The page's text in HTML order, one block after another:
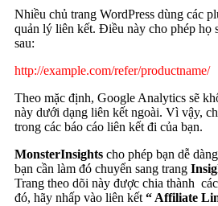
Nhiều chủ trang WordPress dùng các
quản lý liên kết. Điều này cho phép họ
sau:
http://example.com/refer/productname/
Theo mặc định, Google Analytics sẽ
này dưới dạng liên kết ngoài. Vì vậy,
trong các báo cáo liên kết đi của bạn.
MonsterInsights cho phép bạn dễ
bạn cần làm đó chuyển sang trang
Trang theo dõi này được chia thành
đó, hãy nhấp vào liên kết “ Affiliate